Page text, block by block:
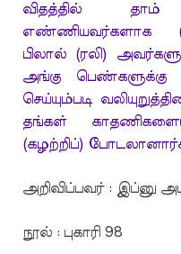
விதத்தில்
எண்ணியவர்களாக
பிலால் (ரலி)
அங்கு பெண்களுக்கு
செய்யும்படி
தங்கள்
(கழற்றிப்)
அறிவிப்பவர் : இப்னு
நூல் : புகாரி 98